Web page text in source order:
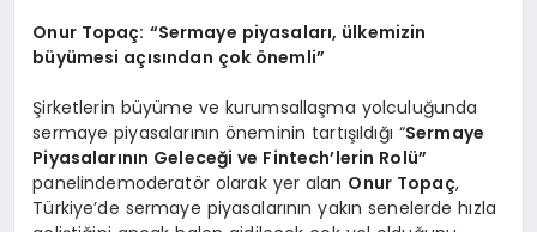
Onur Topaç: “Sermaye piyasaları, ülkemizin
büyümesi açısından çok önemli”
Şirketlerin büyüme ve kurumsallaşma yolculuğunda
sermaye piyasalarının öneminin tartışıldığı “Sermaye
Piyasalarının Geleceği ve Fintech’lerin Rolü”
panelindemoderatör olarak yer alan Onur Topaç,
Türkiye’de sermaye piyasalarının yakın senelerde hızla